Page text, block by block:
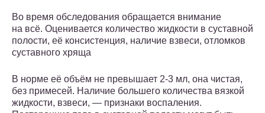
Во время обследования обращается внимание
на всё. Оценивается количество жидкости в суставной
полости, её консистенция, наличие взвеси, отломков
суставного хряща
В норме её объём не превышает 2-3 мл, она чистая,
без примесей. Наличие большего количества вязкой
жидкости, взвеси, — признаки воспаления.